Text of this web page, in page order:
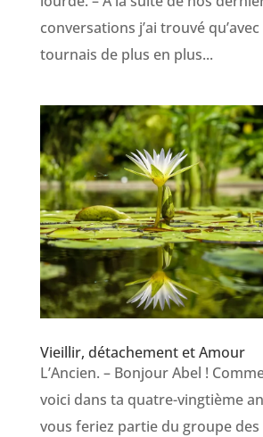
conversations j’ai trouvé qu’avec
tournais de plus en plus...
Vieillir, détachement et Amour
L’Ancien. – Bonjour Abel !
voici dans ta quatre-vingtième
vous feriez partie du groupe des